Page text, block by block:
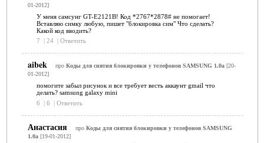
01-2012]
У меня самсунг GT-E2121B! Код *2767*2878# не помогает!
Вставляю симку любую, пишет "блокировка сим" Что сделать?
Какой код вводить?
7
| 24 | Ответить
aibek про Коды для снятия блокировки у телефонов SAMSUNG 1.0a[20-
01-2012]
помогите забыл рисунок и все требует весть аккаунт gmail что
делать? samsung galaxy mini
6
| 6 | Ответить
Анастасия про Коды для снятия блокировки у телефонов SAMSUNG
1.0a[19-01-2012]